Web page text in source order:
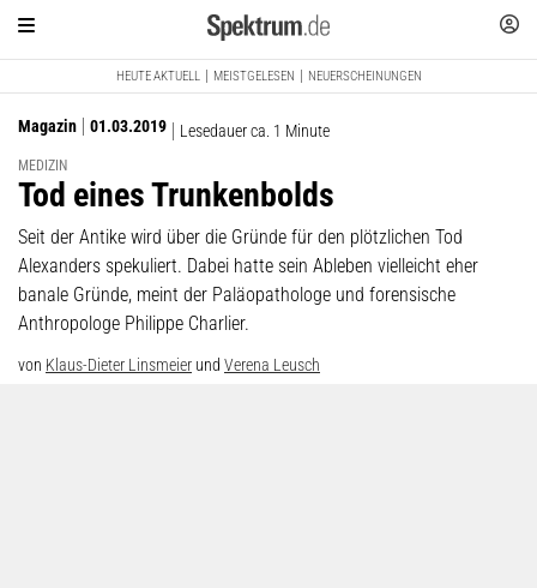
HEUTE AKTUELL MEISTGELESEN NEUERSCHEINUNGEN
Magazin 01.03.2019 Lesedauer ca. 1 Minute
MEDIZIN
:
Tod eines Trunkenbolds
Seit der Antike wird über die Gründe für den plötzlichen Tod
Alexanders spekuliert. Dabei hatte sein Ableben vielleicht eher
banale Gründe, meint der Paläopathologe und forensische
Anthropologe Philippe Charlier.
von Klaus-Dieter Linsmeier und Verena Leusch